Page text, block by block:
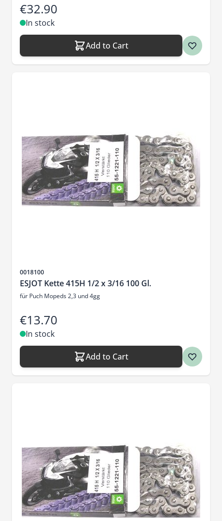
€32.90
In stock
Add to Cart
Sku
0018100
ESJOT Kette 415H 1/2 x 3/16 100 Gl.
für Puch Mopeds 2,3 und 4gg
€13.70
In stock
Add to Cart